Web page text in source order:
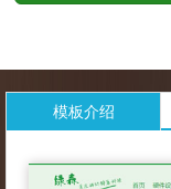
模板介绍